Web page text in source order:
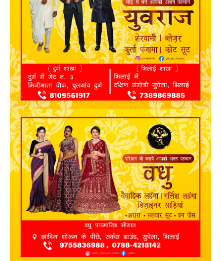
क्विक लिंक्स
मुख्य पेज
हमारे बारे में
संपर्क करें